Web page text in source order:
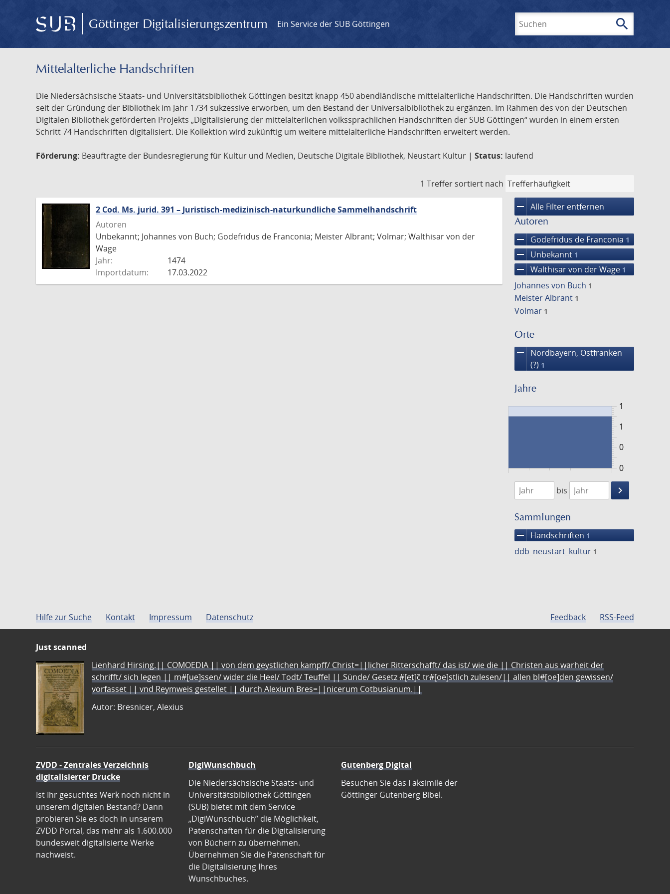
Göttinger Digitalisierungszentrum Ein Service der SUB Göttingen search
Mittelalterliche Handschriften
Die Niedersächsische Staats- und Universitätsbibliothek Göttingen besitzt knapp 450 abendländische mittelalterliche Handschriften. Die Handschriften wurden
seit der Gründung der Bibliothek im Jahr 1734 sukzessive erworben, um den Bestand der Universalbibliothek zu ergänzen. Im Rahmen des von der Deutschen
Digitalen Bibliothek geförderten Projekts „Digitalisierung der mittelalterlichen volkssprachlichen Handschriften der SUB Göttingen“ wurden in einem ersten
Schritt 74 Handschriften digitalisiert. Die Kollektion wird zukünftig um weitere mittelalterliche Handschriften erweitert werden.
Förderung: Beauftragte der Bundesregierung für Kultur und Medien, Deutsche Digitale Bibliothek, Neustart Kultur | Status: laufend
1 Treffer sortiert nach
remove Alle Filter entfernen
Autoren
remove Godefridus de Franconia 1
remove Unbekannt 1
remove Walthisar von der Wage 1
Johannes von Buch 1
Meister Albrant 1
Volmar 1
Orte
remove
Nordbayern, Ostfranken
(?) 1
Jahre
0
1
0
1
1474
1475
bis
keyboard_arrow_right
Suche
Sammlungen
remove Handschriften 1
ddb_neustart_kultur 1
2 Cod. Ms. jurid. 391 – Juristisch-medizinisch-naturkundliche Sammelhandschrift
Autoren
Unbekannt; Johannes von Buch; Godefridus de Franconia; Meister Albrant; Volmar; Walthisar von der
Wage
Jahr:
1474
Importdatum:
17.03.2022
Hilfe zur Suche Kontakt Impressum Datenschutz Feedback RSS-Feed
Just scanned
Lienhard Hirsing.|| COMOEDIA || von dem geystlichen kampff/ Christ=||licher Ritterschafft/ das ist/ wie die || Christen aus warheit der
schrifft/ sich legen || m#[ue]ssen/ wider die Heel/ Todt/ Teuffel || Sünde/ Gesetz #[et]c̃ tr#[oe]stlich zulesen/|| allen bl#[oe]den gewissen/
vorfasset || vnd Reymweis gestellet || durch Alexium Bres=||nicerum Cotbusianum.||
Autor: Bresnicer, Alexius
ZVDD - Zentrales Verzeichnis
digitalisierter Drucke
Ist Ihr gesuchtes Werk noch nicht in
unserem digitalen Bestand? Dann
probieren Sie es doch in unserem
ZVDD Portal, das mehr als 1.600.000
bundesweit digitalisierte Werke
nachweist.
DigiWunschbuch
Die Niedersächsische Staats- und
Universitätsbibliothek Göttingen
(SUB) bietet mit dem Service
„DigiWunschbuch” die Möglichkeit,
Patenschaften für die Digitalisierung
von Büchern zu übernehmen.
Übernehmen Sie die Patenschaft für
die Digitalisierung Ihres
Wunschbuches.
Gutenberg Digital
Besuchen Sie das Faksimile der
Göttinger Gutenberg Bibel.